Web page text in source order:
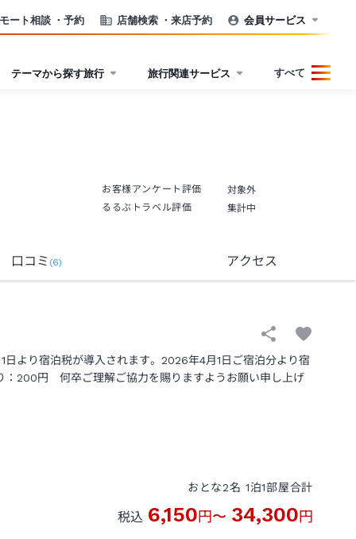
ート相談 ・予約 店舗検索 ・来店予約 会員サービス
テーマから探す旅行 旅行関連サービス すべて
お客様アンケート評価
対象外
るるぶトラベル評価
集計中
口コミ (6) アクセス
より宿泊税が導入されます。2026年4月1日ご宿泊分より宿
：200円 何卒ご理解ご協力を賜りますようお願い申し上げ
おとな2名 1泊1部屋合計
税込 6,150円〜 34,300円